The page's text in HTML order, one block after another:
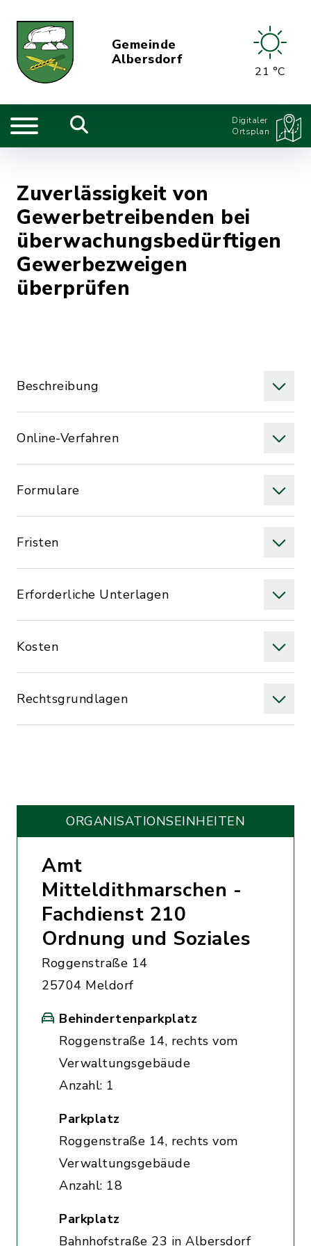
Gemeinde
Albersdorf
21 °C
Digitaler
Ortsplan
Zuverlässigkeit von
Gewerbetreibenden bei
überwachungsbedürftigen
Gewerbezweigen
überprüfen
Beschreibung
Online-Verfahren
Formulare
Fristen
Erforderliche Unterlagen
Kosten
Rechtsgrundlagen
ORGANISATIONS­EINHEITEN
Amt
Mitteldithmarschen -
Fachdienst 210
Ordnung und Soziales
Roggenstraße 14
25704 Meldorf
Behindertenparkplatz
Roggenstraße 14, rechts vom
Verwaltungsgebäude
Anzahl: 1
Parkplatz
Roggenstraße 14, rechts vom
Verwaltungsgebäude
Anzahl: 18
Parkplatz
Bahnhofstraße 23 in Albersdorf